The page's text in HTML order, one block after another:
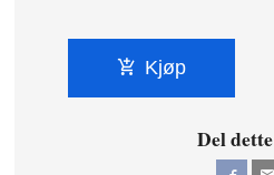
Kjøp
Del dette